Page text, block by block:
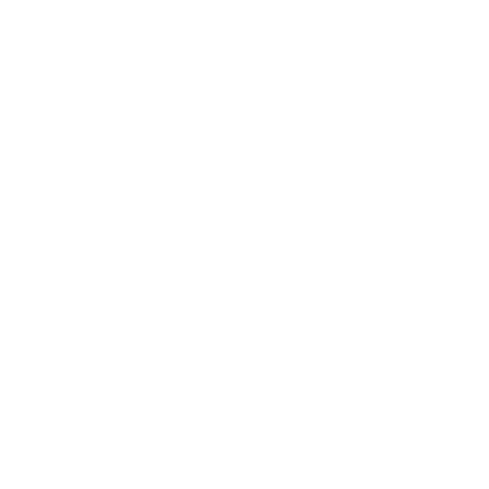
are used to help us analyze how the website is used and to offer